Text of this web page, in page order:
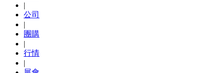
|
公司
|
團購
|
行情
|